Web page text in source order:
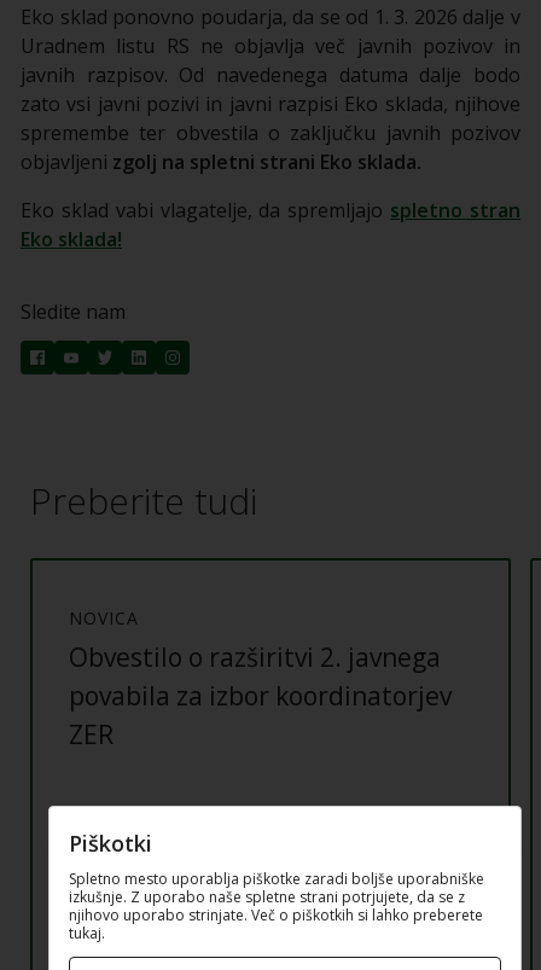
Eko sklad ponovno poudarja, da se od 1. 3. 2026 dalje v
Uradnem listu RS ne objavlja več javnih pozivov in
javnih razpisov. Od navedenega datuma dalje bodo
zato vsi javni pozivi in javni razpisi Eko sklada, njihove
spremembe ter obvestila o zaključku javnih pozivov
objavljeni zgolj na spletni strani Eko sklada.
Eko sklad vabi vlagatelje, da spremljajo spletno stran
Eko sklada!
Sledite nam
Preberite tudi
NOVICA
Obvestilo o razširitvi 2. javnega
povabila za izbor koordinatorjev
ZER
Piškotki
Spletno mesto uporablja piškotke zaradi boljše uporabniške
izkušnje. Z uporabo naše spletne strani potrjujete, da se z
njihovo uporabo strinjate. Več o piškotkih si lahko preberete
tukaj.